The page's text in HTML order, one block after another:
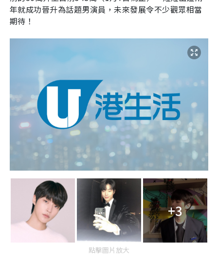
年就成功晉升為話題男演員，未來發展令不少觀眾相當
期待！
+3
點擊圖片放大